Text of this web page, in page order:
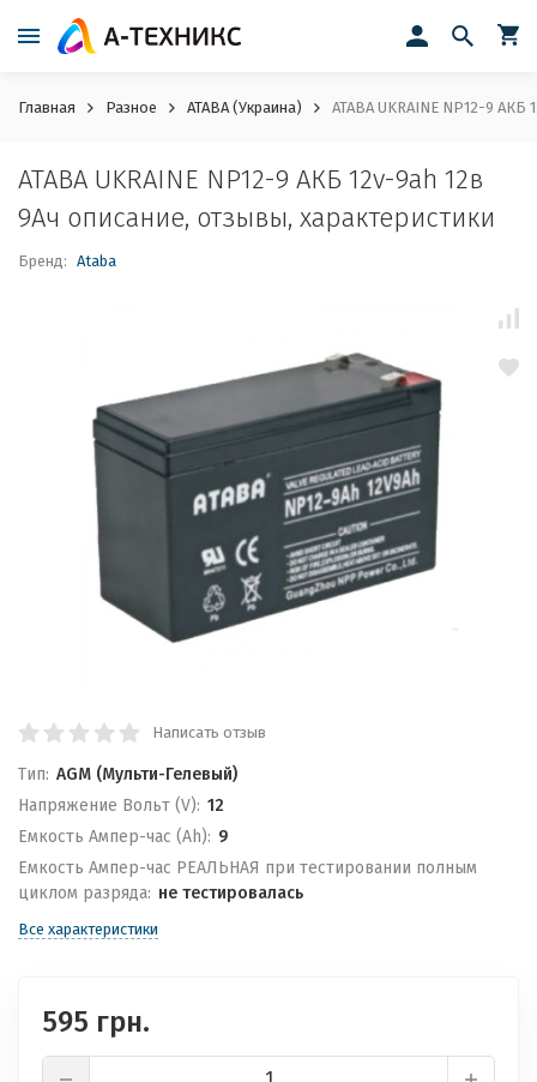
Главная Разное ATABA (Украина) ATABA UKRAINE NP12-9 АКБ
ATABA UKRAINE NP12-9 АКБ 12v-9ah 12в
9Ач описание, отзывы, характеристики
Бренд: Ataba
Написать отзыв
Тип: AGM (Мульти-Гелевый)
Напряжение Вольт (V): 12
Емкость Ампер-час (Ah): 9
Емкость Ампер-час РЕАЛЬНАЯ при тестировании полным
циклом разряда: не тестировалась
Все характеристики
595 грн.